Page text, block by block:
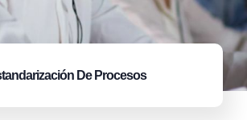
De Procesos